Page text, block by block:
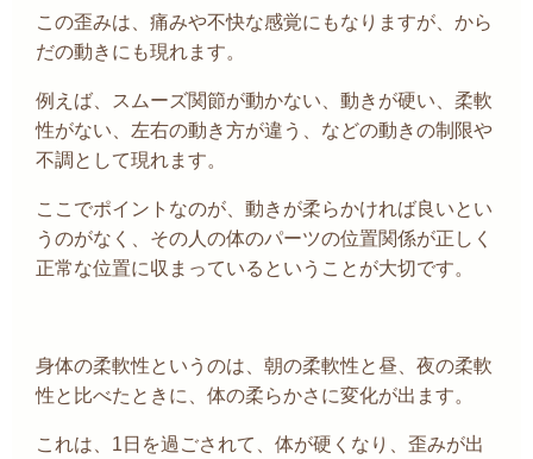
この歪みは、痛みや不快な感覚にもなりますが、から
だの動きにも現れます。
例えば、スムーズ関節が動かない、動きが硬い、柔軟
性がない、左右の動き方が違う、などの動きの制限や
不調として現れます。
ここでポイントなのが、動きが柔らかければ良いとい
うのがなく、その人の体のパーツの位置関係が正しく
正常な位置に収まっているということが大切です。
身体の柔軟性というのは、朝の柔軟性と昼、夜の柔軟
性と比べたときに、体の柔らかさに変化が出ます。
これは、 1 日を過ごされて、体が硬くなり、歪みが出